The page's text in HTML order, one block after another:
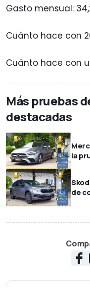
Gasto mensual:
Cuánto hace con
Cuánto hace con
Más pruebas
destacadas
la
de